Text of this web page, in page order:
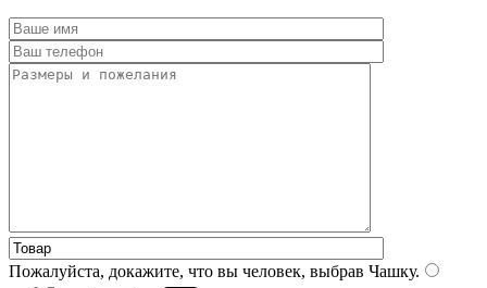
Пожалуйста, докажите, что вы человек, выбрав Чашку.